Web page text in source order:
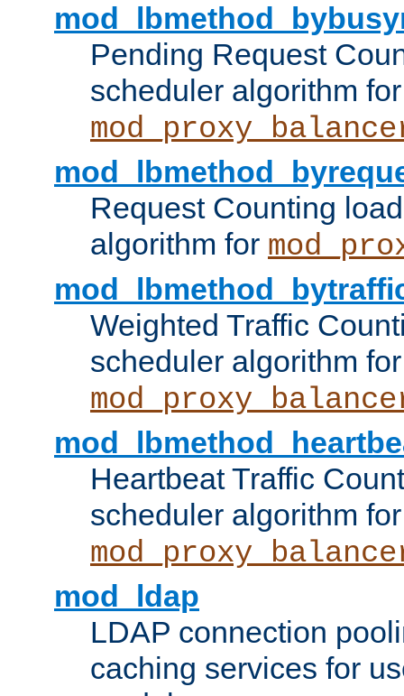
Pending Request
scheduler algorithm for
Request Counting
algorithm for
Weighted Traffic
scheduler algorithm for
Heartbeat Traffic
scheduler algorithm for
mod_ldap
LDAP connection
caching services for